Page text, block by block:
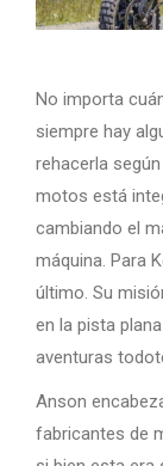
No importa
siempre hay
rehacerla
motos está
cambiando el
máquina. Para
último. Su
en la pista
aventuras
Anson
fabricantes de